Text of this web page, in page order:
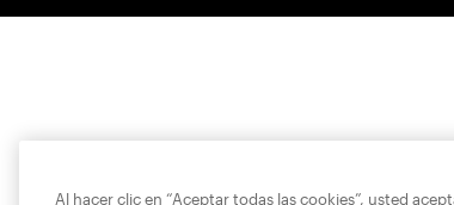
Al hacer clic en “Aceptar todas las cookies”, usted